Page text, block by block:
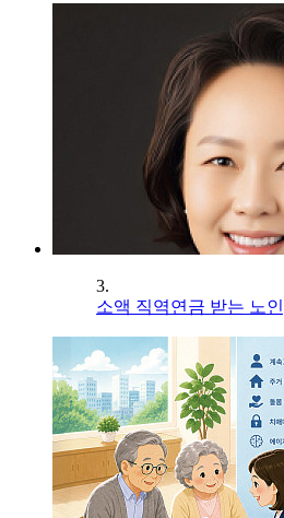
3.
소액 직역연금 받는 노